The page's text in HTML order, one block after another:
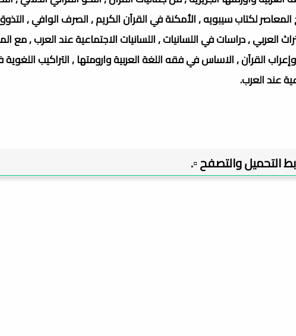
لكتاب سيبويه , الأمكنة في القرآن الكريم , الصرف الوافي ,
العربي , دراسات في اللسانيات , اللسانيات الاجتماعية عند العرب , مع
القرآن , الاساس في فقه اللغة العربية وارومتها , التراكيب
عند العرب.
التحميل والتصفح ▫️.